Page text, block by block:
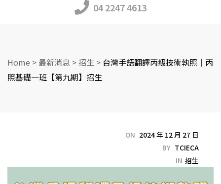
04 2247 4613
Home > 最新消息 >招生 > 台灣手語翻譯丙級技術執照｜丙
照基礎一班【第九期】招生
ON 2024 年 12 月 27 日
BY TCIECA
IN 招生